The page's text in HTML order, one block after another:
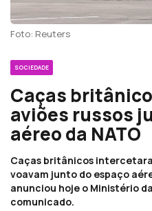
Foto: Reuters
SOCIEDADE
Caças
aviões russos
aéreo da NATO
Caças britânicos
voavam junto do espaço
anunciou hoje o Ministério
comunicado.